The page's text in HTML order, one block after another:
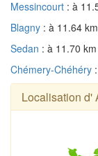
Messincourt : à
Blagny : à 11.64 km
Sedan : à 11.70 km
Chémery-Chéhéry
Localisation d'